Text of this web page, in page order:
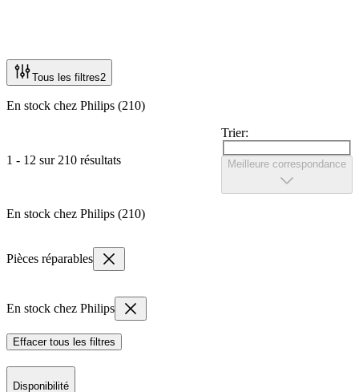
Tous les filtres2
En stock chez Philips (210)
1 - 12 sur 210 résultats
Trier:
Meilleure correspondance
En stock chez Philips (210)
Pièces réparables
En stock chez Philips
Effacer tous les filtres
Disponibilité